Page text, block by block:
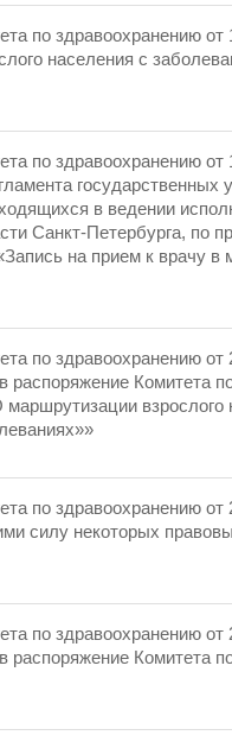
по здравоохранению
населения с
по здравоохранению
государственных
в ведении
Санкт-Петербурга, по
на прием к врачу в
по здравоохранению
распоряжение Комитета
взрослого
по здравоохранению
силу некоторых
по здравоохранению
распоряжение Комитета